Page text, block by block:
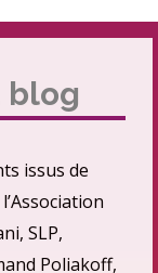
blog
issus de
SLP,
Poliakoff,